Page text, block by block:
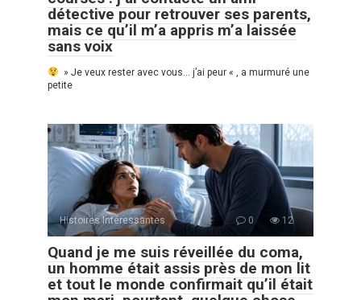
détective pour retrouver ses parents,
mais ce qu’il m’a appris m’a laissée
sans voix
» Je veux rester avec vous… j’ai peur « , a murmuré une
petite
Histoires Intéressantes 0 12
Quand je me suis réveillée du coma,
un homme était assis près de mon lit
et tout le monde confirmait qu’il était